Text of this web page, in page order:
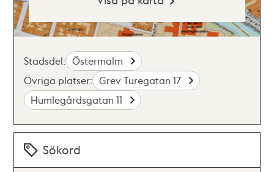
Stadsdel: Östermalm
Övriga platser: Grev Turegatan 17
Humlegårdsgatan 11
Sökord